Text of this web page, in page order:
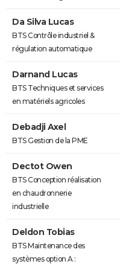
Da Silva Lucas
BTS Contrôle industriel &
régulation automatique
Darnand Lucas
BTS Techniques et services
en matériels agricoles
Debadji Axel
BTS Gestion de la PME
Dectot Owen
BTS Conception réalisation
en chaudronnerie
industrielle
Deldon Tobias
BTS Maintenance des
systèmes option A :